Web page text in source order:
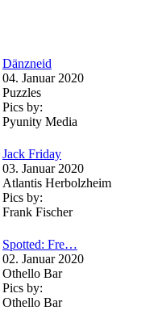
Dänzneid
04. Januar 2020
Puzzles
Pics by:
Pyunity Media
Jack Friday
03. Januar 2020
Atlantis Herbolzheim
Pics by:
Frank Fischer
Spotted: Fre…
02. Januar 2020
Othello Bar
Pics by:
Othello Bar